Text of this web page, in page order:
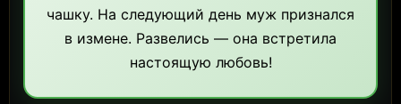
чашку. На следующий день муж признался
в измене. Развелись — она встретила
настоящую любовь!